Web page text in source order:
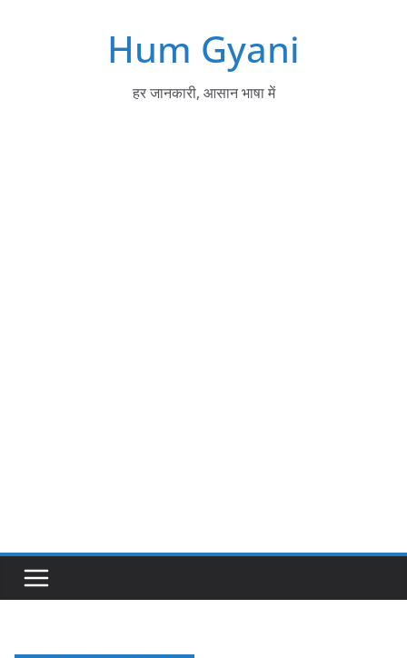
Hum Gyani
हर जानकारी, आसान भाषा में